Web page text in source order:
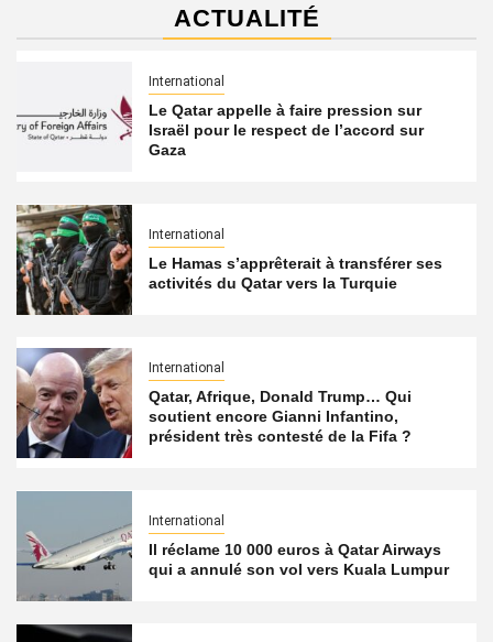
ACTUALITÉ
International
Le Qatar appelle à faire pression sur
Israël pour le respect de l’accord sur
Gaza
International
Le Hamas s’apprêterait à transférer ses
activités du Qatar vers la Turquie
International
Qatar, Afrique, Donald Trump… Qui
soutient encore Gianni Infantino,
président très contesté de la Fifa ?
International
Il réclame 10 000 euros à Qatar Airways
qui a annulé son vol vers Kuala Lumpur